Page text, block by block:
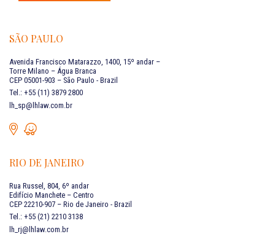
SÃO PAULO
Avenida Francisco Matarazzo, 1400, 15º andar –
Torre Milano – Água Branca
CEP 05001-903 – São Paulo - Brazil
Tel.: +55 (11) 3879 2800
lh_sp@lhlaw.com.br
RIO DE JANEIRO
Rua Russel, 804, 6º andar
Edifício Manchete – Centro
CEP 22210-907 – Rio de Janeiro - Brazil
Tel.: +55 (21) 2210 3138
lh_rj@lhlaw.com.br